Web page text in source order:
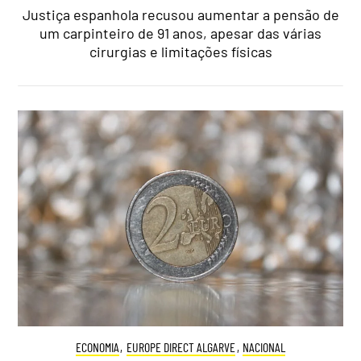
Justiça espanhola recusou aumentar a pensão de
um carpinteiro de 91 anos, apesar das várias
cirurgias e limitações físicas
ECONOMIA, EUROPE DIRECT ALGARVE, NACIONAL